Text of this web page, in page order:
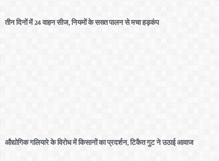
तीन दिनों में 24 वाहन सीज, नियमों के सख्त पालन से मचा हड़कंप
औद्योगिक गलियारे के विरोध में किसानों का प्रदर्शन, टिकैत गुट ने उठाई आवाज